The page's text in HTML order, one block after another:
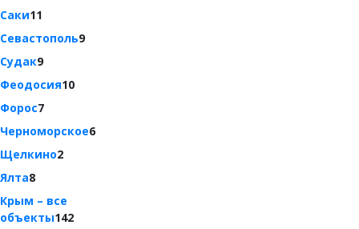
Саки11
Севастополь9
Судак9
Феодосия10
Форос7
Черноморское6
Щелкино2
Ялта8
Крым – все
объекты142